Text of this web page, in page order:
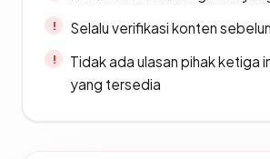
Selalu verifikasi konten
Tidak ada ulasan pihak ketiga
yang tersedia